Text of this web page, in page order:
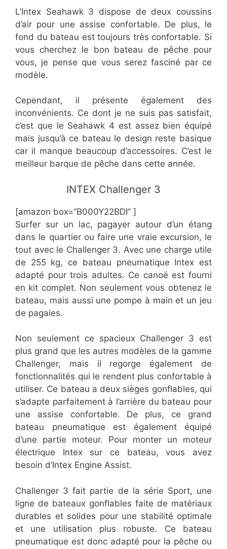
L’Intex Seahawk 3 dispose de deux coussins
d’air pour une assise confortable. De plus, le
fond du bateau est toujours très confortable. Si
vous cherchez le bon bateau de pêche pour
vous, je pense que vous serez fasciné par ce
modèle.
Cependant, il présente également des
inconvénients. Ce dont je ne suis pas satisfait,
c’est que le Seahawk 4 est assez bien équipé
mais jusqu’à ce bateau le design reste basique
car il manque beaucoup d’accessoires. C’est le
meilleur barque de pêche dans cette année.
​INTEX Challenger 3
[amazon box=”B000Y22BDI” ]
Surfer sur un lac, pagayer autour d’un étang
dans le quartier ou faire une vraie excursion, le
tout avec le Challenger 3. Avec une charge utile
de 255 kg, ce bateau pneumatique Intex est
adapté pour trois adultes. Ce canoë est fourni
en kit complet. Non seulement vous obtenez le
bateau, mais aussi une pompe à main et un jeu
de pagaies.
Non seulement ce spacieux Challenger 3 est
plus grand que les autres modèles de la gamme
Challenger, mais il regorge également de
fonctionnalités qui le rendent plus confortable à
utiliser. Ce bateau a deux sièges gonflables, qui
s’adapte parfaitement à l’arrière du bateau pour
une assise confortable. De plus, ce grand
bateau pneumatique est également équipé
d’une partie moteur. Pour monter un moteur
électrique Intex sur ce bateau, vous avez
besoin d’Intex Engine Assist.
Challenger 3 fait partie de la série Sport, une
ligne de bateaux gonflables faite de matériaux
durables et solides pour une stabilité optimale
et une utilisation plus robuste. Ce bateau
pneumatique est donc adapté pour la pêche ou